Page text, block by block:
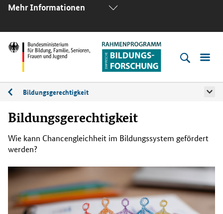
Mehr Informationen
für
Familie,
Senioren,
Frauen
Jugend
Empirische
Bildungsforschung
Dossiers
Bildungsgerechtigkeit
Bildungsgerechtigkeit
Wie kann Chancengleichheit im Bildungssystem gefördert
werden?